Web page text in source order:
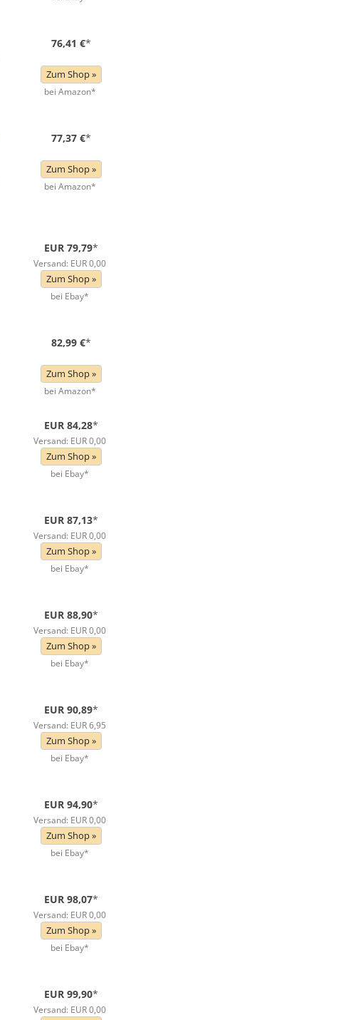
76,41 €*
Zum Shop »
bei Amazon*
77,37 €*
Zum Shop »
bei Amazon*
EUR 79,79*
Versand: EUR 0,00
Zum Shop »
bei Ebay*
82,99 €*
Zum Shop »
bei Amazon*
EUR 84,28*
Versand: EUR 0,00
Zum Shop »
bei Ebay*
EUR 87,13*
Versand: EUR 0,00
Zum Shop »
bei Ebay*
EUR 88,90*
Versand: EUR 0,00
Zum Shop »
bei Ebay*
EUR 90,89*
Versand: EUR 6,95
Zum Shop »
bei Ebay*
EUR 94,90*
Versand: EUR 0,00
Zum Shop »
bei Ebay*
EUR 98,07*
Versand: EUR 0,00
Zum Shop »
bei Ebay*
EUR 99,90*
Versand: EUR 0,00